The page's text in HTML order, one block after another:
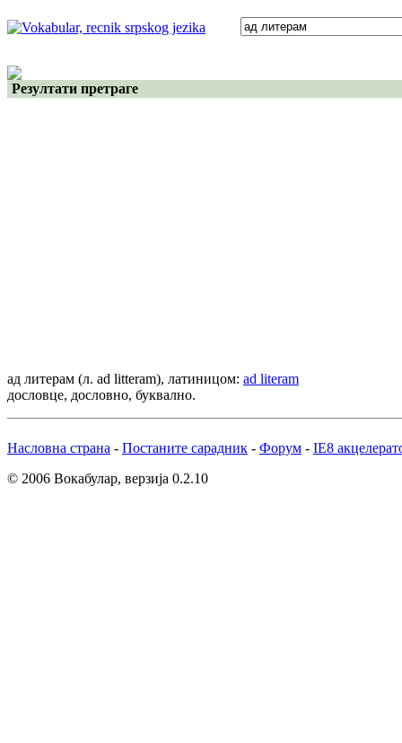
Резултати претраге
ад литерам (л. ad litteram), латиницом: ad literam
дословце, дословно, буквално.
Насловна страна - Постаните сарадник - Форум - IE8
© 2006 Вокабулар, верзија 0.2.10